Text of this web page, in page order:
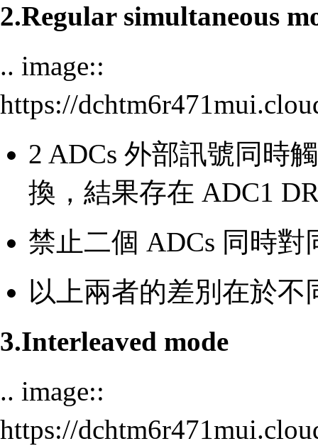
2.Regular simultaneous
.. image::
https://
2 ADCs 外部訊號同時
換，結果存在 ADC1
禁止二個 ADCs 同時
以上兩者的差別在於不
3.Interleaved mode
.. image::
https://